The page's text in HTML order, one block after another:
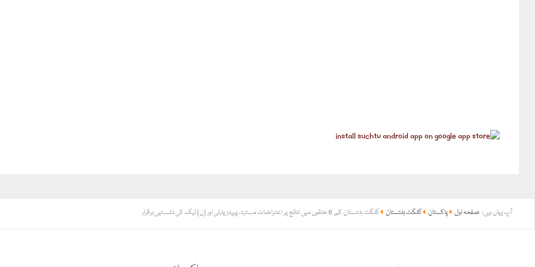
آپ یہاں ہیں: صفحہ اول پاکستان گلگت بلتستان گلگت بلتستان کے 6 حلقوں میں نتائج پر اعتراضات مسترد، پیپلزپارٹی اور (ن) لیگ کی نشستیں برقرار